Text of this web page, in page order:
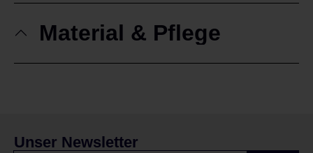
Material & Pflege
Unser Newsletter